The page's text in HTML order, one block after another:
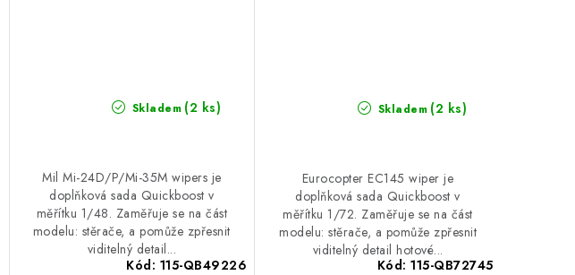
Skladem (2 ks)
Mil Mi-24D/P/Mi-35M wipers je
doplňková sada Quickboost v
měřítku 1/48. Zaměřuje se na část
modelu: stěrače, a pomůže zpřesnit
viditelný detail...
Kód: 115-QB49226
Skladem (2 ks)
Eurocopter EC145 wiper je
doplňková sada Quickboost v
měřítku 1/72. Zaměřuje se na část
modelu: stěrače, a pomůže zpřesnit
viditelný detail hotové...
Kód:115-QB72745